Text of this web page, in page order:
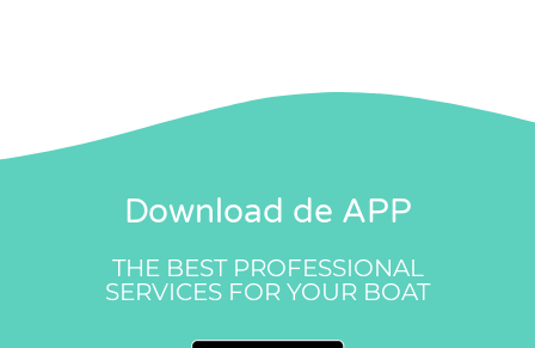
Download de APP
THE BEST PROFESSIONAL
SERVICES FOR YOUR BOAT